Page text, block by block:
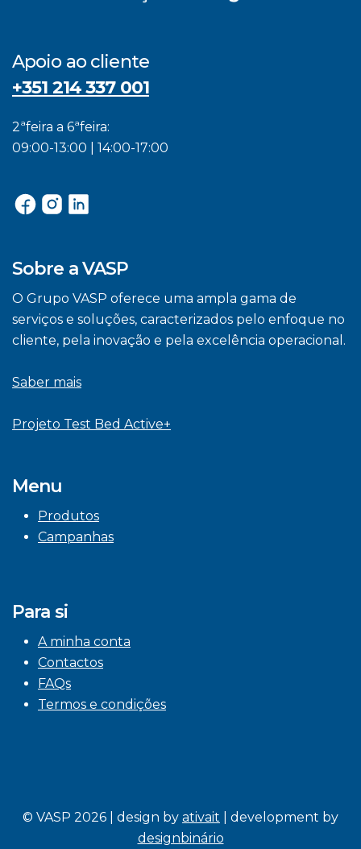
Apoio ao cliente
+351 214 337 001
2ªfeira a 6ªfeira:
09:00-13:00 | 14:00-17:00
Sobre a VASP
O Grupo VASP oferece uma ampla gama de
serviços e soluções, caracterizados pelo enfoque no
cliente, pela inovação e pela excelência operacional.
Saber mais
Projeto Test Bed Active+
Menu
Produtos
Campanhas
Para si
A minha conta
Contactos
FAQs
Termos e condições
© VASP 2026 | design by ativait | development by
designbinário